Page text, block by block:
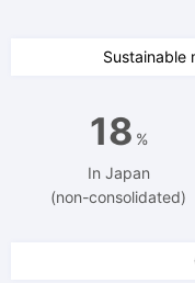
Sustainable
18 %
In Japan
(non-consolidated)